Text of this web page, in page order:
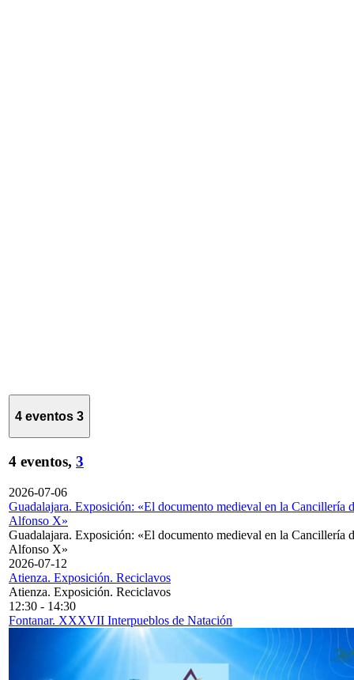
4 eventos 3
4 eventos, 3
2026-07-06
Guadalajara. Exposición: «El documento medieval en la Cancillería
Alfonso X»
Guadalajara. Exposición: «El documento medieval en la Cancillería
Alfonso X»
2026-07-12
Atienza. Exposición. Reciclavos
Atienza. Exposición. Reciclavos
12:30 - 14:30
Fontanar. XXXVII Interpueblos de Natación